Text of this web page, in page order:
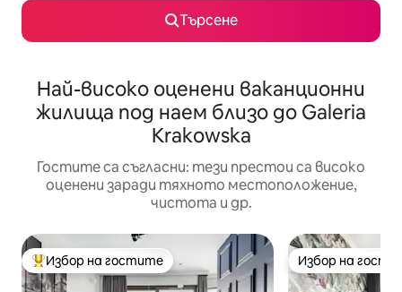
Търсене
Най-високо оценени ваканционни
жилища под наем близо до Galeria
Krakowska
Гостите са съгласни: тези престои са високо
оценени заради тяхното местоположение,
чистота и др.
Най-популярен избор на гостите
Избор на гостите Избор на
Избор на